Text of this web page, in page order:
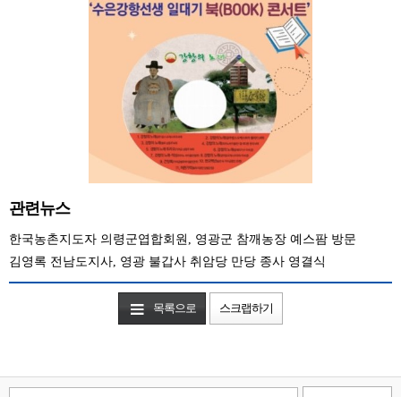
관련뉴스
한국농촌지도자 의령군엽합회원, 영광군 참깨농장 예스팜 방문
김영록 전남도지사, 영광 불갑사 취암당 만당 종사 영결식
목록으로 스크랩하기